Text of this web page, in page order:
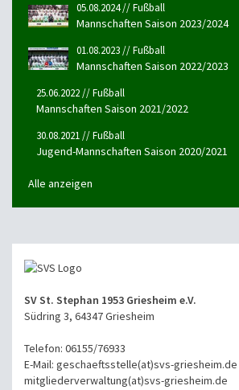
05.08.2024 // Fußball
Mannschaften Saison 2023/2024
01.08.2023 // Fußball
Mannschaften Saison 2022/2023
25.06.2022 // Fußball
Mannschaften Saison 2021/2022
30.08.2021 // Fußball
Jugend-Mannschaften Saison 2020/2021
Alle anzeigen
SV St. Stephan 1953 Griesheim e.V.
Südring 3, 64347 Griesheim
Telefon: 06155/76933
E-Mail: geschaeftsstelle(at)svs-griesheim.de
mitgliederverwaltung(at)svs-griesheim.de